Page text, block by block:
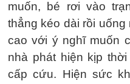
muốn, bé rơi vào
thẳng kéo dài rồi
cao với ý nghĩ muốn
nhà phát hiện kịp
cấp cứu. Hiện sức